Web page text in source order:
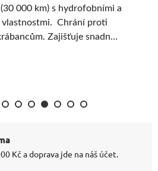
magnet stejnojmenný
i špínu, má antistatické
Kč a doprava jde na náš účet.